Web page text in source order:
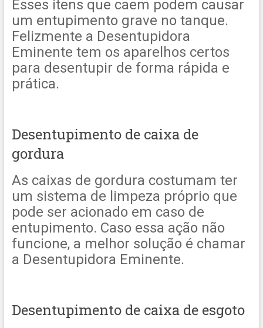
Esses itens que caem podem causar
um entupimento grave no tanque.
Felizmente a Desentupidora
Eminente tem os aparelhos certos
para desentupir de forma rápida e
prática.
Desentupimento de caixa de
gordura
As caixas de gordura costumam ter
um sistema de limpeza próprio que
pode ser acionado em caso de
entupimento. Caso essa ação não
funcione, a melhor solução é chamar
a Desentupidora Eminente.
Desentupimento de caixa de esgoto